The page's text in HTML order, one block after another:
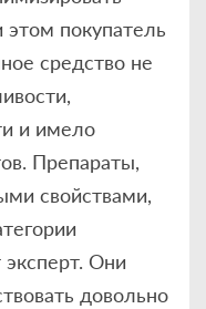
покупатель
средство не
и имело
Препараты,
свойствами,
Они
довольно